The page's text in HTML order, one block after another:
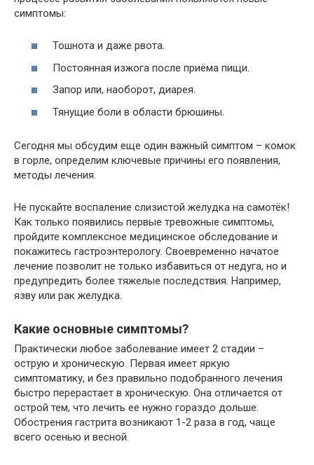
симптомы:
Тошнота и даже рвота.
Постоянная изжога после приёма пищи.
Запор или, наоборот, диарея.
Тянущие боли в области брюшины.
Сегодня мы обсудим еще один важный симптом – комок
в горле, определим ключевые причины его появления,
методы лечения.
Не пускайте воспаление слизистой желудка на самотёк!
Как только появились первые тревожные симптомы,
пройдите комплексное медицинское обследование и
покажитесь гастроэнтерологу. Своевременно начатое
лечение позволит не только избавиться от недуга, но и
предупредить более тяжелые последствия. Например,
язву или рак желудка.
Какие основные симптомы?
Практически любое заболевание имеет 2 стадии –
острую и хроническую. Первая имеет яркую
симптоматику, и без правильно подобранного лечения
быстро перерастает в хроническую. Она отличается от
острой тем, что лечить ее нужно гораздо дольше.
Обострения гастрита возникают 1-2 раза в год, чаще
всего осенью и весной.